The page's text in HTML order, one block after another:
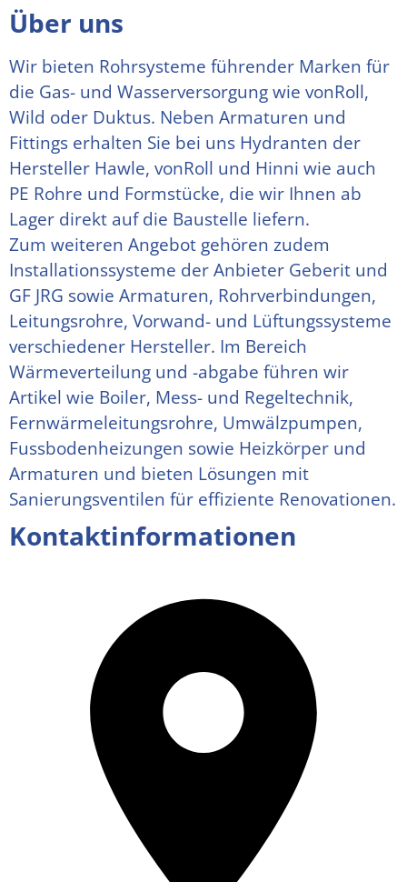
Über uns
Wir bieten Rohrsysteme führender Marken für
die Gas- und Wasserversorgung wie vonRoll,
Wild oder Duktus. Neben Armaturen und
Fittings erhalten Sie bei uns Hydranten der
Hersteller Hawle, vonRoll und Hinni wie auch
PE Rohre und Formstücke, die wir Ihnen ab
Lager direkt auf die Baustelle liefern.
Zum weiteren Angebot gehören zudem
Installationssysteme der Anbieter Geberit und
GF JRG sowie Armaturen, Rohrverbindungen,
Leitungsrohre, Vorwand- und Lüftungssysteme
verschiedener Hersteller. Im Bereich
Wärmeverteilung und -abgabe führen wir
Artikel wie Boiler, Mess- und Regeltechnik,
Fernwärmeleitungsrohre, Umwälzpumpen,
Fussbodenheizungen sowie Heizkörper und
Armaturen und bieten Lösungen mit
Sanierungsventilen für effiziente Renovationen.
Kontaktinformationen